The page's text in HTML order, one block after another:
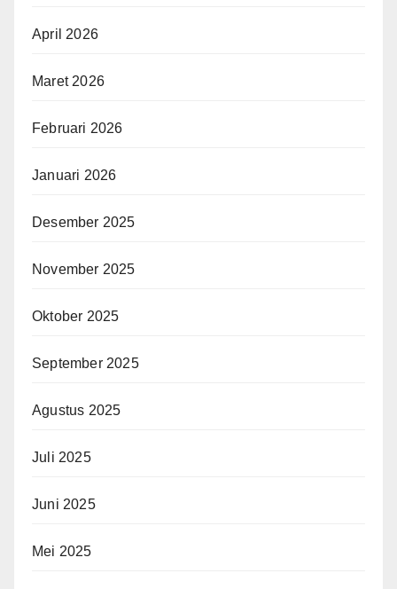
April 2026
Maret 2026
Februari 2026
Januari 2026
Desember 2025
November 2025
Oktober 2025
September 2025
Agustus 2025
Juli 2025
Juni 2025
Mei 2025